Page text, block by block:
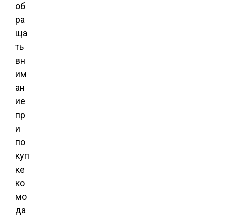
об
ра
ща
ть
вн
им
ан
ие
пр
и
по
куп
ке
ко
мо
да